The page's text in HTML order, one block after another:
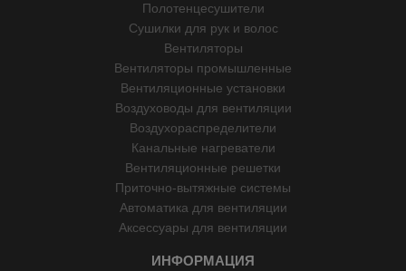
Полотенцесушители
Сушилки для рук и волос
Вентиляторы
Вентиляторы промышленные
Вентиляционные установки
Воздуховоды для вентиляции
Воздухораспределители
Канальные нагреватели
Вентиляционные решетки
Приточно-вытяжные системы
Автоматика для вентиляции
Аксессуары для вентиляции
ИНФОРМАЦИЯ